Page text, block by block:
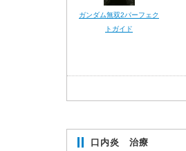
ガンダム無双2パーフェク
トガイド
口内炎 治療